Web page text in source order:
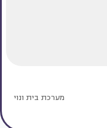
מערכת בית ונוי